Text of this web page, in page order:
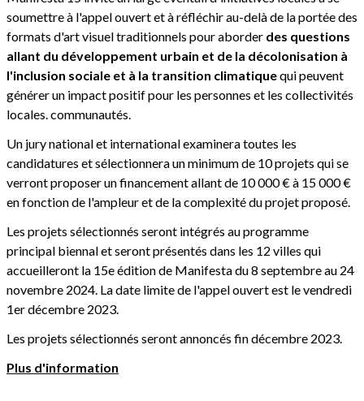
soumettre à l'appel ouvert et à réfléchir au-delà de la portée des
formats d'art visuel traditionnels pour aborder des questions
allant du développement urbain et de la décolonisation à
l'inclusion sociale et à la transition climatiquequi peuvent
générer un impact positif pour les personnes et les collectivités
locales. communautés.
Un jury national et international examinera toutes les
candidatures et sélectionnera un minimum de 10 projets qui se
verront proposer un financement allant de 10 000 € à 15 000 €
en fonction de l'ampleur et de la complexité du projet proposé.
Les projets sélectionnés seront intégrés au programme
principal biennal et seront présentés dans les 12 villes qui
accueilleront la 15e édition de Manifesta du 8 septembre au 24
novembre 2024. La date limite de l'appel ouvert est le vendredi
1er décembre 2023.
Les projets sélectionnés seront annoncés fin décembre 2023.
Plus d'information